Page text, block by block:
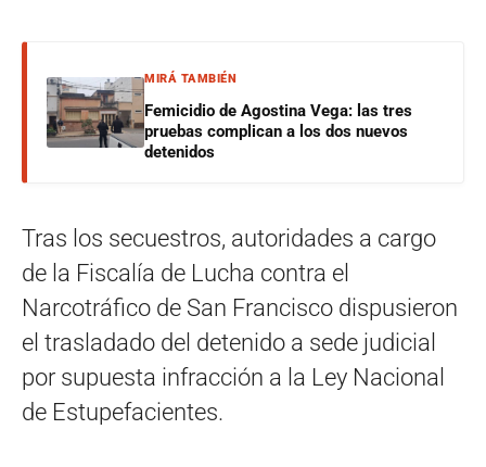
MIRÁ TAMBIÉN
Femicidio de Agostina Vega: las tres
pruebas complican a los dos nuevos
detenidos
Tras los secuestros, autoridades a cargo
de la Fiscalía de Lucha contra el
Narcotráfico de San Francisco dispusieron
el trasladado del detenido a sede judicial
por supuesta infracción a la Ley Nacional
de Estupefacientes.